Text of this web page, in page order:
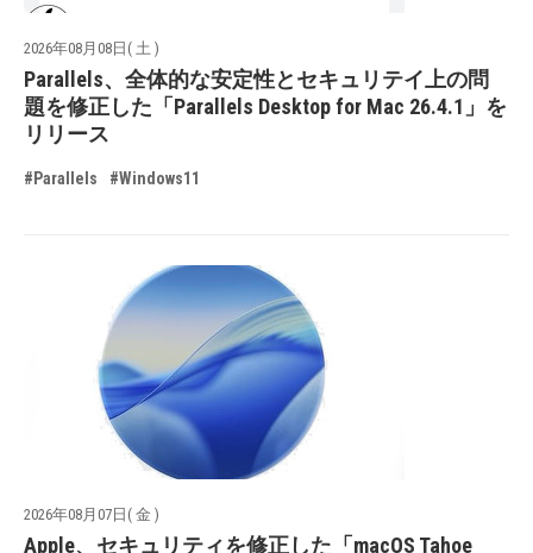
2026年08月08日( 土 )
Parallels、全体的な安定性とセキュリテイ上の問
題を修正した「Parallels Desktop for Mac 26.4.1」を
リリース
#Parallels #Windows11
2026年08月07日( 金 )
Apple、セキュリティを修正した「macOS Tahoe